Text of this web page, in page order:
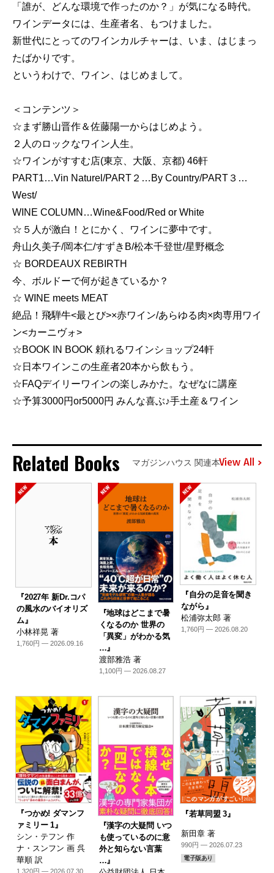
「誰が、どんな環境で作ったのか？」が気になる時代。
ワインデータには、生産者名、もつけました。
新世代にとってのワインカルチャーは、いま、はじまっ
たばかりです。
というわけで、ワイン、はじめまして。
＜コンテンツ＞
☆まず勝山晋作＆佐藤陽一からはじめよう。
２人のロックなワイン人生。
☆ワインがすすむ店(東京、大阪、京都) 46軒
PART1…Vin Naturel/PART２…By Country/PART３…
West/
WINE COLUMN…Wine&Food/Red or White
☆５人が激白！とにかく、ワインに夢中です。
舟山久美子/岡本仁/すずきB/松本千登世/星野概念
☆ BORDEAUX REBIRTH
今、ボルドーで何が起きているか？
☆ WINE meets MEAT
絶品！飛騨牛<最とび>×赤ワイン/あらゆる肉×肉専用ワイ
ン<カーニヴォ>
☆BOOK IN BOOK 頼れるワインショップ24軒
☆日本ワインこの生産者20本から飲もう。
☆FAQデイリーワインの楽しみかた。なぜなに講座
☆予算3000円or5000円 みんな喜ぶ♪手土産＆ワイン
Related Books マガジンハウス 関連本View All
『2027年 新Dr.コパ
の風水のバイオリズ
ム』
小林祥晃 著
1,760円 — 2026.09.16
『地球はどこまで暑
くなるのか 世界の
「異変」がわかる気
…』
渡部雅浩 著
1,100円 — 2026.08.27
『自分の足音を聞き
ながら』
松浦弥太郎 著
1,760円 — 2026.08.20
『つかめ! ダマンフ
ァミリー 1』
シン・テフン 作
ナ・スンフン 画 呉
華順 訳
1,320円 — 2026.07.30
『漢字の大疑問 いつ
も使っているのに意
外と知らない言葉
…』
『若草同盟 3』
新田章 著
990円 — 2026.07.23
電子版あり